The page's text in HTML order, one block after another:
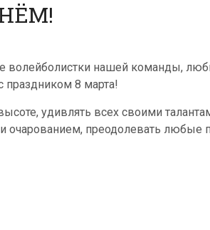
нашей команды,
праздником 8 марта!
удивлять всех своими
очарованием, преодолевать любые